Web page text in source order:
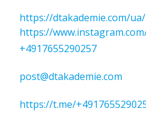
https://dtakademie.com/ua/
https://
+4917655290257
post@dtakademie.com
https://t.me/